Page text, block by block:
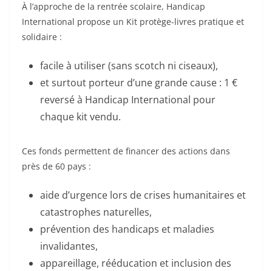
À l’approche de la rentrée scolaire, Handicap
International propose un Kit protège-livres pratique et
solidaire :
facile à utiliser (sans scotch ni ciseaux),
et surtout porteur d’une grande cause : 1 €
reversé à Handicap International pour
chaque kit vendu.
Ces fonds permettent de financer des actions dans
près de 60 pays :
aide d’urgence lors de crises humanitaires et
catastrophes naturelles,
prévention des handicaps et maladies
invalidantes,
appareillage, rééducation et inclusion des